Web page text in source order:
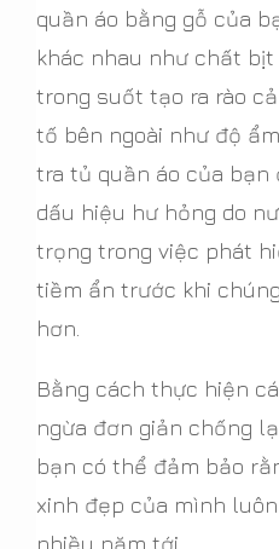
quần áo bằng gỗ của
khác nhau như chất
trong suốt tạo ra rào
tố bên ngoài như độ
tra tủ quần áo của
dấu hiệu hư hỏng do
trọng trong việc phát
tiềm ẩn trước khi
hơn.
Bằng cách thực hiện
ngừa đơn giản chống
bạn có thể đảm bảo
xinh đẹp của mình
nhiều năm tới.